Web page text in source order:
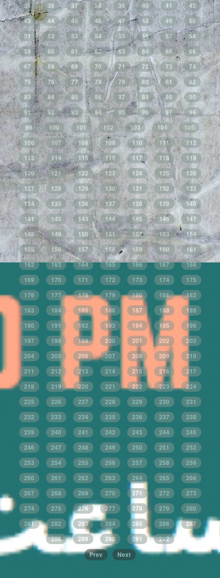
35
36 37 38 39 40 41
42
43
44 45 46 47 48 49
50
51
52 53 54 55 56 57
58
59
60 61 62 63 64 65
66
67
68 69 70 71 72 73
74
75
76 77 78 79 80 81
82
83
84 85 86 87 88 89
90
91
92 93 94 95 96 97
98
99
100 101 102 103 104
105
106
107 108 109 110 111
112
113
114 115 116 117 118
119
120
121 122 123 124 125
126
127
128 129 130 131 132
133
134
135 136 137 138 139
140
141
142 143 144 145 146
147
148
149 150 151 152 153
154
155
156 157 158 159 160
161
162
163 164 165 166 167
168
169
170 171 172 173 174
175
176
177 178 179 180 181
182
183
184 185 186 187 188
189
190
191 192 193 194 195
196
197
198 199 200 201 202
203
204
205 206 207 208 209
210
211
212 213 214 215 216
217
218
219 220 221 222 223
224
225
226 227 228 229 230
231
232
233 234 235 236 237
238
239
240 241 242 243 244
245
246
247 248 249 250 251
252
253
254 255 256 257 258
259
260
261 262 263 264 265
266
267
268 269 270 271 272
273
274
275 276 277 278 279
280
281
282 283 284 285 286
287
288
289 290 291
292
Prev
Next